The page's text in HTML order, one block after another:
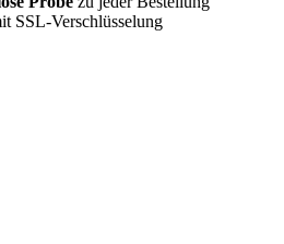
SSL-Verschlüsselung